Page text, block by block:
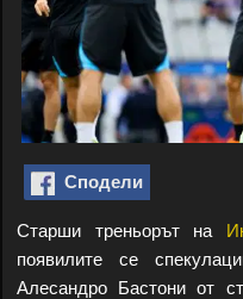
Сподели
Старши треньорът на
появилите се
Алесандро Бастони от